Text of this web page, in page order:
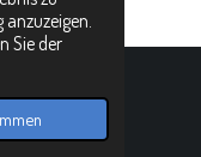
Sie der